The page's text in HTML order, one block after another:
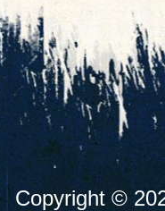
Copyright ©